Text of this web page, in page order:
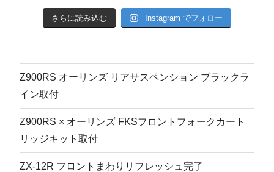
さらに読み込む Instagram でフォロー
Z900RS オーリンズ リアサスペンション ブラックラ
イン取付
Z900RS × オーリンズ FKSフロントフォークカート
リッジキット取付
ZX-12R フロントまわりリフレッシュ完了